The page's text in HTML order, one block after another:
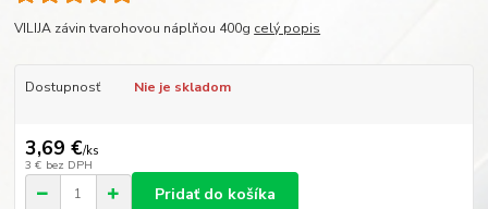
VILIJA závin tvarohovou náplňou 400g celý popis
Dostupnosť Nie je skladom
3,69 €/ks
3 € bez DPH
Pridať do košíka